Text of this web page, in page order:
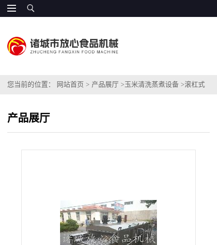
您当前的位置： 网站首页 > 产品展厅 > 玉米清洗蒸煮设备 >滚杠式
产品展厅